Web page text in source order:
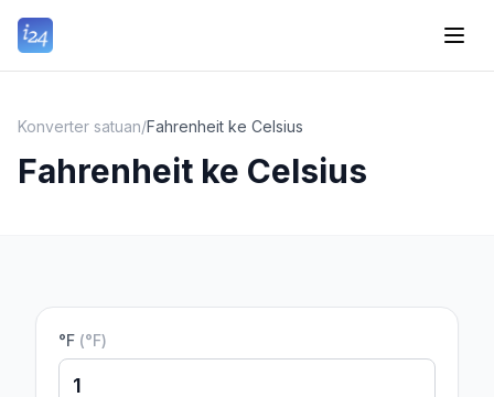
Konverter satuan/Fahrenheit ke Celsius
Fahrenheit ke Celsius
°F (°F)